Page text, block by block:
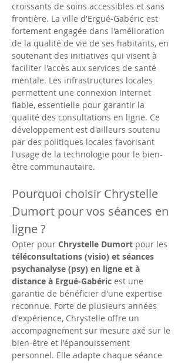
croissants de soins accessibles et sans
frontière. La ville d'Ergué-Gabéric est
fortement engagée dans l'amélioration
de la qualité de vie de ses habitants, en
soutenant des initiatives qui visent à
faciliter l'accès aux services de santé
mentale. Les infrastructures locales
permettent une connexion Internet
fiable, essentielle pour garantir la
qualité des consultations en ligne. Ce
développement est d'ailleurs soutenu
par des politiques locales favorisant
l'usage de la technologie pour le bien-
être communautaire.
Pourquoi choisir Chrystelle
Dumort pour vos séances en
ligne ?
Opter pour Chrystelle Dumort pour les
téléconsultations (visio) et séances
psychanalyse (psy) en ligne et à
distance à Ergué-Gabéric est une
garantie de bénéficier d'une expertise
reconnue. Forte de plusieurs années
d'expérience, Chrystelle offre un
accompagnement sur mesure axé sur le
bien-être et l'épanouissement
personnel. Elle adapte chaque séance